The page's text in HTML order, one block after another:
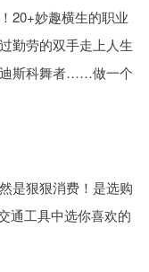
20+妙趣横生的职业
勤劳的双手走上人生
迪斯科舞者……做一个
是狠狠消费！是选购
通工具中选你喜欢的